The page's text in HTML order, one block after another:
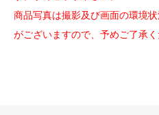
商品写真は撮影及び画面の環境
がございますので、予めご了承く